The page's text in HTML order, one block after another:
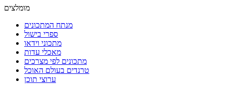
מומלצים
מנתח המתכונים
ספרי בישול
מתכוני וידאו
מאכלי עדות
מתכונים לפי מצרכים
טרנדים בעולם האוכל
ערוצי תוכן